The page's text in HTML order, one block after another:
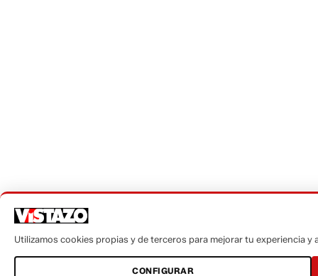
Utilizamos cookies propias y de terceros para mejorar tu experiencia y
CONFIGURAR